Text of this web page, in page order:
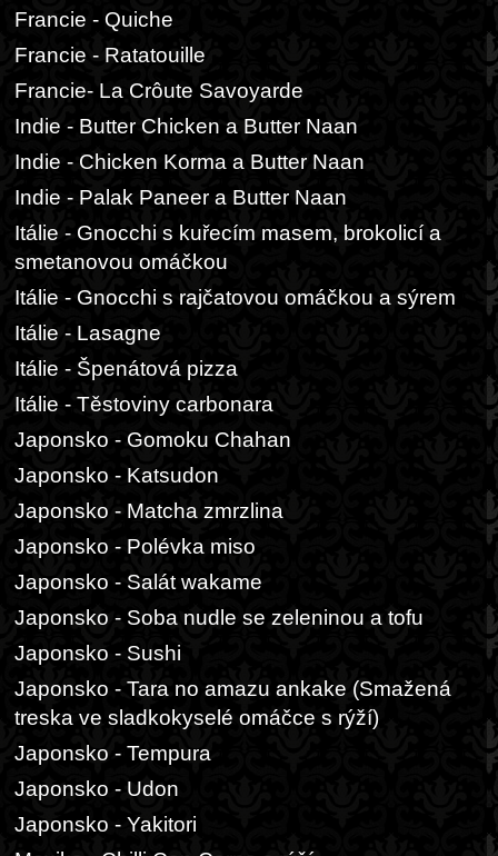
Francie - Quiche
Francie - Ratatouille
Francie- La Crôute Savoyarde
Indie - Butter Chicken a Butter Naan
Indie - Chicken Korma a Butter Naan
Indie - Palak Paneer a Butter Naan
Itálie - Gnocchi s kuřecím masem, brokolicí a
smetanovou omáčkou
Itálie - Gnocchi s rajčatovou omáčkou a sýrem
Itálie - Lasagne
Itálie - Špenátová pizza
Itálie - Těstoviny carbonara
Japonsko - Gomoku Chahan
Japonsko - Katsudon
Japonsko - Matcha zmrzlina
Japonsko - Polévka miso
Japonsko - Salát wakame
Japonsko - Soba nudle se zeleninou a tofu
Japonsko - Sushi
Japonsko - Tara no amazu ankake (Smažená
treska ve sladkokyselé omáčce s rýží)
Japonsko - Tempura
Japonsko - Udon
Japonsko - Yakitori